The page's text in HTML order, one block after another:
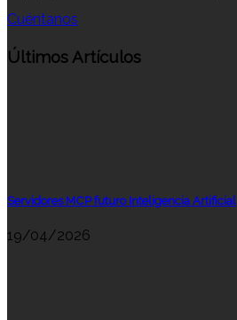
Cuéntanos
Últimos Artículos
Servidores MCP futuro Inteligencia Artificial
19/04/2026